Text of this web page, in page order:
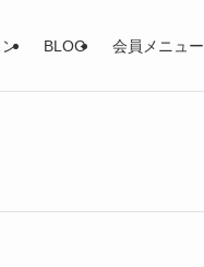
BLOG 会員メニュー